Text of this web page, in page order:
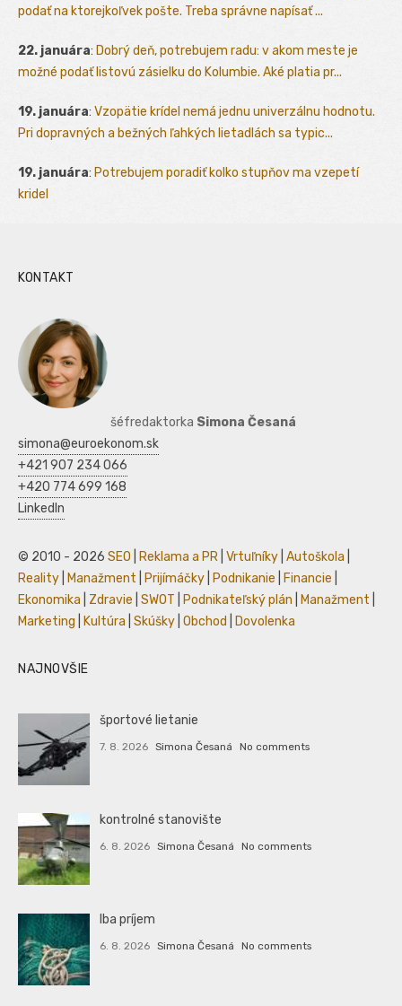
podať na ktorejkoľvek pošte. Treba správne napísať ...
22. januára: Dobrý deň, potrebujem radu: v akom meste je
možné podať listovú zásielku do Kolumbie. Aké platia pr...
19. januára: Vzopätie krídel nemá jednu univerzálnu hodnotu.
Pri dopravných a bežných ľahkých lietadlách sa typic...
19. januára: Potrebujem poradiť kolko stupňov ma vzepetí
kridel
KONTAKT
šéfredaktorka Simona Česaná
simona@euroekonom.sk
+421 907 234 066
+420 774 699 168
LinkedIn
© 2010 - 2026 SEO Reklama a PR Vrtuľníky Autoškola
Reality
Manažment Prijímáčky Podnikanie Financie
Ekonomika
Zdravie SWOT Podnikateľský plán Manažment
Marketing
Kultúra Skúšky Obchod Dovolenka
NAJNOVŠIE
športové lietanie
7. 8. 2026 Simona Česaná No comments
kontrolné stanovište
6. 8. 2026 Simona Česaná No comments
Iba príjem
6. 8. 2026 Simona Česaná No comments